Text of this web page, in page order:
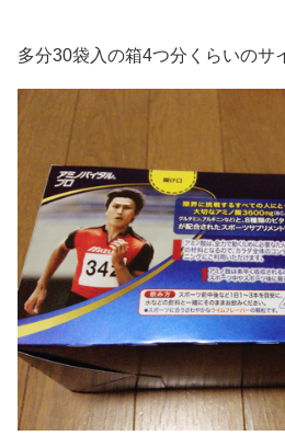
多分30袋入の箱4つ分くらいのサ